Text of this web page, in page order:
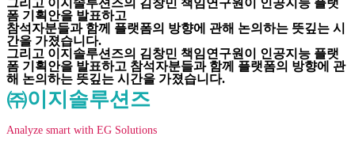
그리고 이지솔루션즈의 김창민 책임연구원이 인공지능 플랫
폼 기획안을 발표하고
참석자분들과 함께 플랫폼의 방향에 관해 논의하는 뜻깊는 시
간을 가졌습니다.
그리고 이지솔루션즈의 김창민 책임연구원이 인공지능 플랫
폼 기획안을 발표하고 참석자분들과 함께 플랫폼의 방향에 관
해 논의하는 뜻깊는 시간을 가졌습니다.
㈜이지솔루션즈
Analyze smart with EG Solutions